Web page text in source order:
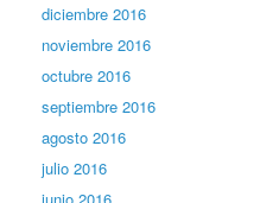
diciembre 2016
noviembre 2016
octubre 2016
septiembre 2016
agosto 2016
julio 2016